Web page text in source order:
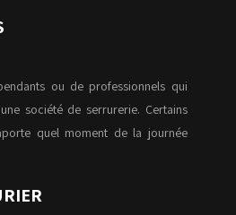
ou de professionnels qui
société de serrurerie. Certains
quel moment de la journée